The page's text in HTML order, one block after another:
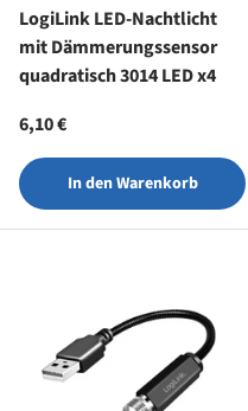
LogiLink LED-Nachtlicht
mit Dämmerungssensor
quadratisch 3014 LED x4
Normaler Preis
6,10 €
In den Warenkorb